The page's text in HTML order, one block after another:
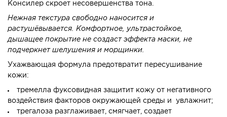
Консилер скроет несовершенства тона.
Нежная текстура свободно наносится и
растушёвывается. Комфортное, ультрастойкое,
дышащее покрытие не создаст эффекта маски, не
подчеркнет шелушения и морщинки.
Ухажвающая формула предотвратит пересушивание
кожи:
тремелла фуксовидная защитит кожу от негативного
воздействия факторов окружающей среды и увлажнит;
трегалоза разглаживает, смягчает, создает